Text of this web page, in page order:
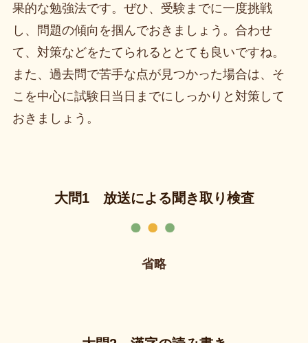
果的な勉強法です。ぜひ、受験までに一度挑戦
し、問題の傾向を掴んでおきましょう。合わせ
て、対策などをたてられるととても良いですね。
また、過去問で苦手な点が見つかった場合は、そ
こを中心に試験日当日までにしっかりと対策して
おきましょう。
大問1 放送による聞き取り検査
省略